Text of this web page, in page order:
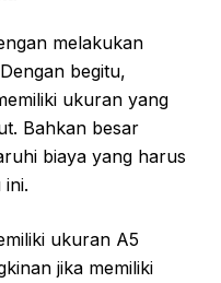
melakukan
begitu,
ukuran yang
Bahkan besar
biaya yang harus
ukuran A5
jika memiliki